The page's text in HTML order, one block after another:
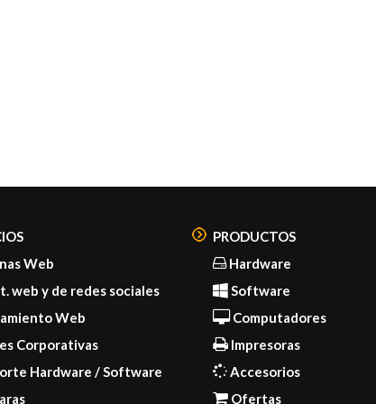
Web
web y de redes sociales
Web
Corporativas
Hardware / Software
PRODUCTOS
Hardware
Software
Computadores
Impresoras
Accesorios
Ofertas